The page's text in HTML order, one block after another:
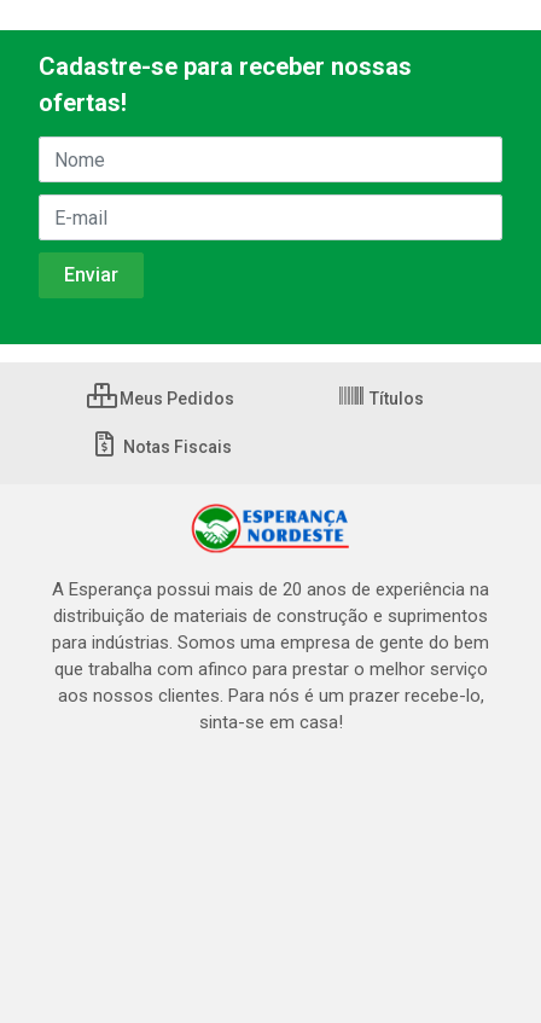
Cadastre-se para receber nossas
ofertas!
Meus Pedidos Títulos
Notas Fiscais
A Esperança possui mais de 20 anos de experiência na
distribuição de materiais de construção e suprimentos
para indústrias. Somos uma empresa de gente do bem
que trabalha com afinco para prestar o melhor serviço
aos nossos clientes. Para nós é um prazer recebe-lo,
sinta-se em casa!